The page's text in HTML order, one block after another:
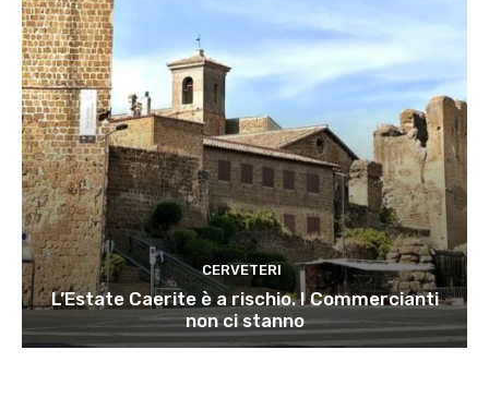
CERVETERI
L’Estate Caerite è a rischio. I Commercianti
non ci stanno